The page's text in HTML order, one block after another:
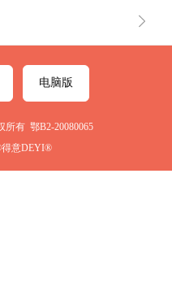
电脑版
有 鄂B2-20080065
意DEYI®